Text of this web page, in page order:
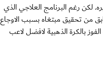
لكن رغم البرنامج العلاجي الذي
من تحقيق مبتغاه بسبب الاوجاع
بالكرة الذهبية لافضل لاعب